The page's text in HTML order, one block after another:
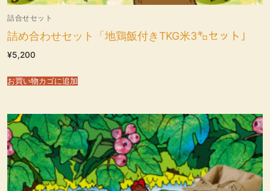
詰合せセット
詰め合わせセット「地鶏飯付きTKG米3㌔セット」
¥5,200
お買い物カゴに追加